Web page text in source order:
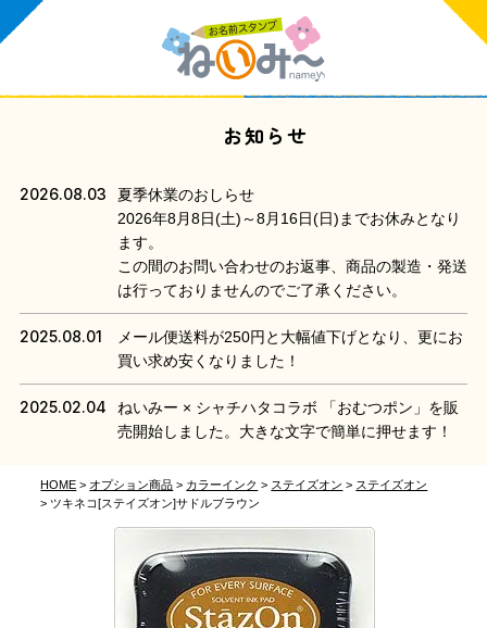
お知らせ
2026.08.03
夏季休業のおしらせ
2026年8月8日(土)～8月16日(日)までお休みとなり
ます。
この間のお問い合わせのお返事、商品の製造・発送
は行っておりませんのでご了承ください。
2025.08.01
メール便送料が250円と大幅値下げとなり、更にお
買い求め安くなりました！
2025.02.04
ねいみー × シャチハタコラボ 「おむつポン」を販
売開始しました。大きな文字で簡単に押せます！
HOME オプション商品 カラーインク ステイズオン
ステイズオン
ツキネコ[ステイズオン]サドルブラウン